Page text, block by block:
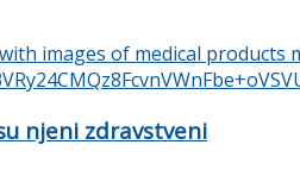
njeni zdravstveni